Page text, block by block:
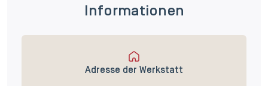
Informationen
Adresse der Werkstatt